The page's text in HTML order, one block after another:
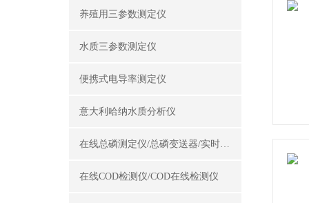
养殖用三参数测定仪
水质三参数测定仪
便携式电导率测定仪
意大利哈纳水质分析仪
在线总磷测定仪/总磷变送器/实时总磷监测仪
在线COD检测仪/COD在线检测仪